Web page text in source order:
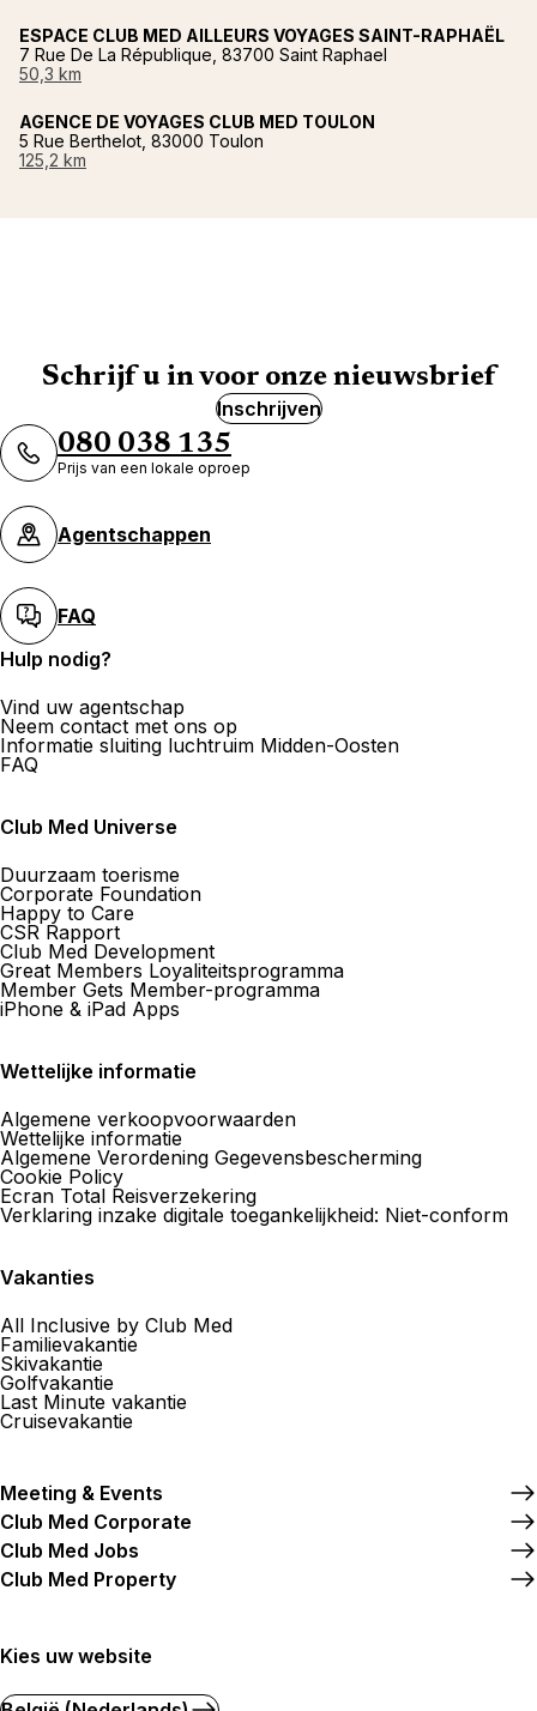
ESPACE CLUB MED AILLEURS VOYAGES SAINT-RAPHAËL
7 Rue De La République, 83700 Saint Raphael
50,3 km
AGENCE DE VOYAGES CLUB MED TOULON
5 Rue Berthelot, 83000 Toulon
125,2 km
Schrijf u in voor onze nieuwsbrief
Inschrijven
080 038 135
Prijs van een lokale oproep
Agentschappen
FAQ
Hulp nodig?
Vind uw agentschap
Neem contact met ons op
Informatie sluiting luchtruim Midden-Oosten
FAQ
Club Med Universe
Duurzaam toerisme
Corporate Foundation
Happy to Care
CSR Rapport
Club Med Development
Great Members Loyaliteitsprogramma
Member Gets Member-programma
iPhone & iPad Apps
Wettelijke informatie
Algemene verkoopvoorwaarden
Wettelijke informatie
Algemene Verordening Gegevensbescherming
Cookie Policy
Ecran Total Reisverzekering
Verklaring inzake digitale toegankelijkheid: Niet-conform
Vakanties
All Inclusive by Club Med
Familievakantie
Skivakantie
Golfvakantie
Last Minute vakantie
Cruisevakantie
Meeting & Events
Club Med Corporate
Club Med Jobs
Club Med Property
Kies uw website